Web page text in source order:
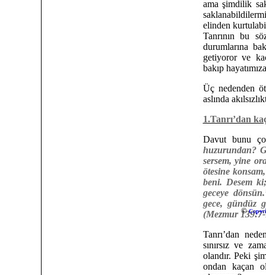
ama şimdilik
elinden
Tanrının bu
durumlarına
getiyoror ve
bakıp
Üç nedenden
aslında
1.Tanrı’dan
Davut bunu
huzurundan?
sersem, yine
ötesine
beni. Desem
geceye
gece, gündüz
(Mezmur
Tanrı’dan
sınırsız ve
olandır. Peki
ondan kaçan
©